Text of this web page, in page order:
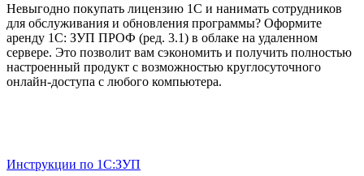
Невыгодно покупать лицензию 1С и нанимать сотрудников
для обслуживания и обновления программы? Оформите
аренду 1C: ЗУП ПРОФ (ред. 3.1) в облаке на удаленном
сервере. Это позволит вам сэкономить и получить полностью
настроенный продукт с возможностью круглосуточного
онлайн-доступа с любого компьютера.
Инструкции по 1С:ЗУП